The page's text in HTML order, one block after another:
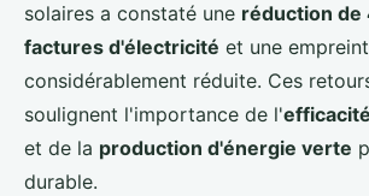
solaires a constaté une réduction de
factures d'électricité et une
considérablement réduite. Ces
soulignent l'importance de l'
et de la production d'énergie verte
durable.